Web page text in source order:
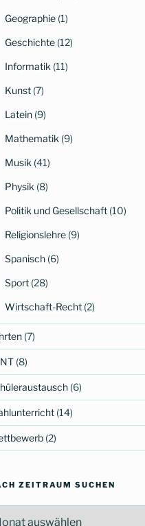
Geographie (1)
Geschichte (12)
Informatik (11)
Kunst (7)
Latein (9)
Mathematik (9)
Musik (41)
Physik (8)
Politik und Gesellschaft (10)
Religionslehre (9)
Spanisch (6)
Sport (28)
Wirtschaft-Recht (2)
(7)
(8)
(6)
(14)
(2)
ZEITRAUM SUCHEN